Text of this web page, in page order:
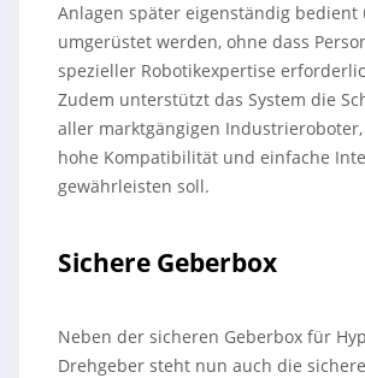
Anlagen später eigenständig bedient
umgerüstet werden, ohne dass
spezieller Robotikexpertise
Zudem unterstützt das System die
aller marktgängigen Industrieroboter,
hohe Kompatibilität und einfache
gewährleisten soll.
Sichere Geberbox
Neben der sicheren Geberbox für
Drehgeber steht nun auch die